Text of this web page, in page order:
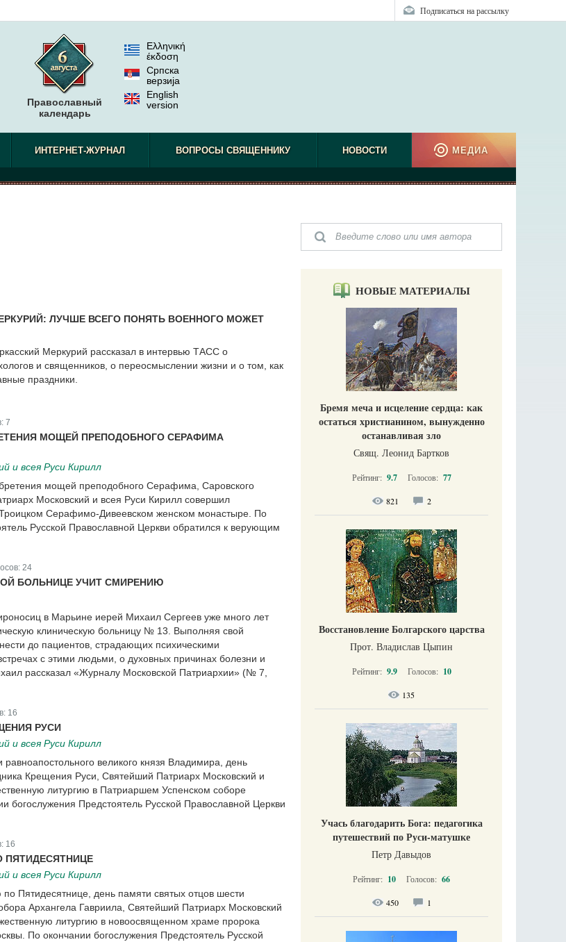
Подписаться на рассылку
Православный
календарь
Ελληνική
έκδοση
Српска
верзиjа
English
version
ИНТЕРНЕТ-ЖУРНАЛ ВОПРОСЫ СВЯЩЕННИКУ НОВОСТИ МЕДИА
ЛУЧШЕ ВСЕГО ПОНЯТЬ ВОЕННОГО МОЖЕТ
Меркурий рассказал в интервью ТАСС о
и священников, о переосмыслении жизни и о том, как
праздники.
7
МОЩЕЙ ПРЕПОДОБНОГО СЕРАФИМА
и всея Руси Кирилл
мощей преподобного Серафима, Саровского
Московский и всея Руси Кирилл совершил
Серафимо-Дивеевском женском монастыре. По
Русской Православной Церкви обратился к верующим
24
БОЛЬНИЦЕ УЧИТ СМИРЕНИЮ
в Марьине иерей Михаил Сергеев уже много лет
клиническую больницу № 13. Выполняя свой
до пациентов, страдающих психическими
с этими людьми, о духовных причинах болезни и
рассказал «Журналу Московской Патриархии» (№ 7,
16
РУСИ
и всея Руси Кирилл
великого князя Владимира, день
Крещения Руси, Святейший Патриарх Московский и
литургию в Патриаршем Успенском соборе
богослужения Предстоятель Русской Православной Церкви
16
ПЯТИДЕСЯТНИЦЕ
и всея Руси Кирилл
Пятидесятнице, день памяти святых отцов шести
Архангела Гавриила, Святейший Патриарх Московский
литургию в новоосвященном храме пророка
По окончании богослужения Предстоятель Русской
НОВЫЕ МАТЕРИАЛЫ
Бремя меча и исцеление сердца: как
остаться христианином, вынужденно
останавливая зло
Свящ. Леонид Бартков
Рейтинг: 9.7 Голосов: 77
821 2
Восстановление Болгарского царства
Прот. Владислав Цыпин
Рейтинг: 9.9 Голосов: 10
135
Учась благодарить Бога: педагогика
путешествий по Руси-матушке
Петр Давыдов
Рейтинг: 10 Голосов: 66
450 1